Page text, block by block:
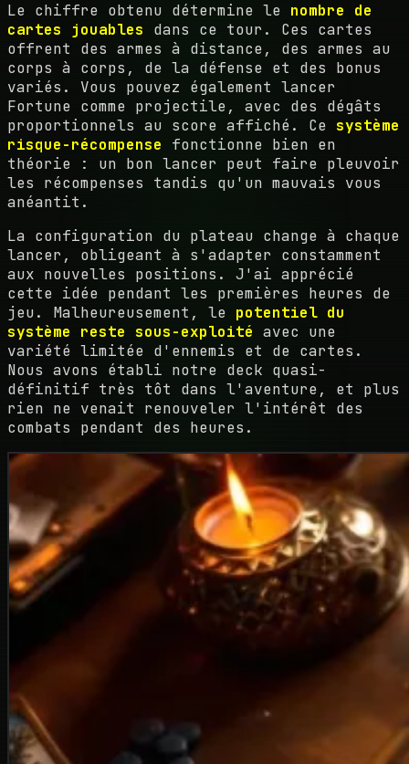
Le chiffre obtenu détermine le nombre de
cartes jouables dans ce tour. Ces cartes
offrent des armes à distance, des armes au
corps à corps, de la défense et des bonus
variés. Vous pouvez également lancer
Fortune comme projectile, avec des dégâts
proportionnels au score affiché. Ce système
risque-récompense fonctionne bien en
théorie : un bon lancer peut faire pleuvoir
les récompenses tandis qu'un mauvais vous
anéantit.
La configuration du plateau change à chaque
lancer, obligeant à s'adapter constamment
aux nouvelles positions. J'ai apprécié
cette idée pendant les premières heures de
jeu. Malheureusement, le potentiel du
système reste sous-exploité avec une
variété limitée d'ennemis et de cartes.
Nous avons établi notre deck quasi-
définitif très tôt dans l'aventure, et plus
rien ne venait renouveler l'intérêt des
combats pendant des heures.